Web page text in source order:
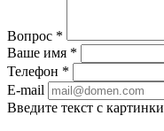
Вопрос *
Ваше имя *
Телефон *
E-mail
Введите текст с картинки